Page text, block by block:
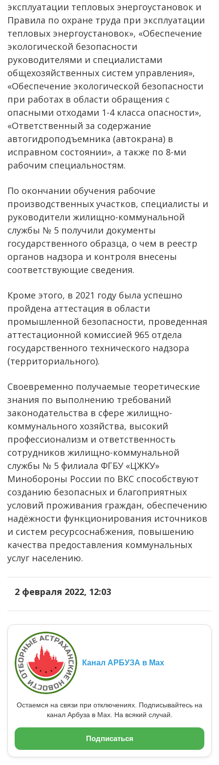
эксплуатации тепловых энергоустановок и
Правила по охране труда при эксплуатации
тепловых энергоустановок», «Обеспечение
экологической безопасности
руководителями и специалистами
общехозяйственных систем управления»,
«Обеспечение экологической безопасности
при работах в области обращения с
опасными отходами 1-4 класса опасности»,
«Ответственный за содержание
автогидроподъемника (автокрана) в
исправном состоянии», а также по 8-ми
рабочим специальностям.
По окончании обучения рабочие
производственных участков, специалисты и
руководители жилищно-коммунальной
службы № 5 получили документы
государственного образца, о чем в реестр
органов надзора и контроля внесены
соответствующие сведения.
Кроме этого, в 2021 году была успешно
пройдена аттестация в области
промышленной безопасности, проведенная
аттестационной комиссией 965 отдела
государственного технического надзора
(территориального).
Своевременно получаемые теоретические
знания по выполнению требований
законодательства в сфере жилищно-
коммунального хозяйства, высокий
профессионализм и ответственность
сотрудников жилищно-коммунальной
службы № 5 филиала ФГБУ «ЦЖКУ»
Минобороны России по ВКС способствуют
созданию безопасных и благоприятных
условий проживания граждан, обеспечению
надёжности функционирования источников
и систем ресурсоснабжения, повышению
качества предоставления коммунальных
услуг населению.
2 февраля 2022, 12:03
Канал АРБУЗА в Max
Остаемся на связи при отключениях. Подписывайтесь на
канал Арбуза в Max. На всякий случай.
Подписаться